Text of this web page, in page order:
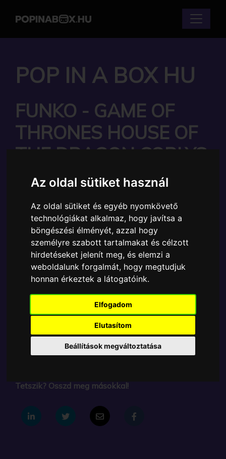
Az oldal sütiket használ
Az oldal sütiket és egyéb nyomkövető
technológiákat alkalmaz, hogy javítsa a
böngészési élményét, azzal hogy
személyre szabott tartalmakat és célzott
hirdetéseket jelenít meg, és elemzi a
weboldalunk forgalmát, hogy megtudjuk
honnan érkeztek a látogatóink.
Elfogadom
Elutasítom
Beállítások megváltoztatása
POP IN A BOX HU
FUNKO - GAME OF
THRONES HOUSE OF
THE DRAGON CORLYS
VELARYON GYŰJTŐI
VINYL KARAKTER
Márka: Funko
Cikkszám:889698656092
Elérhetőség:Készleten
Ára:6890 Ft
A Funko POP - Game of Thrones egyik népszerű
terméke a Funko - Game of Thrones House of the
Dragon Corlys Velaryon gyűjtői vinyl karakter, amely
ablakos csomagolásban azaz - POP In a Box - várja
TOVÁBB A VÁSÁRLÁSRA
Tetszik? Osszd meg másokkal!